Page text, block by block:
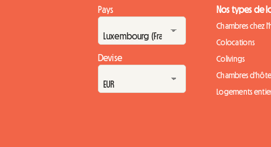
Pays
Devise
Nos types de
Chambres chez
Colocations
Colivings
Chambres
Logements